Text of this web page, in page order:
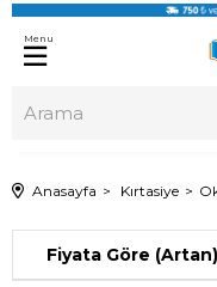
Menu
Anasayfa Kırtasiye
Sıralama